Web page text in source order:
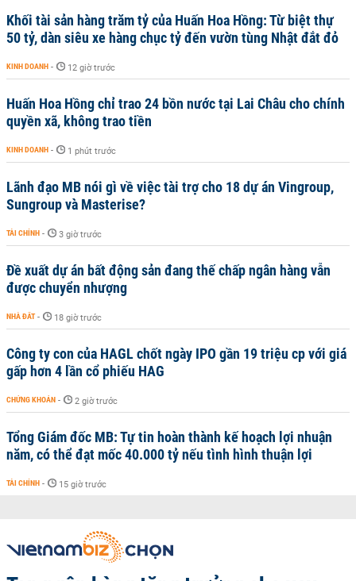
Khối tài sản hàng trăm tỷ của Huấn Hoa Hồng: Từ biệt thự
50 tỷ, dàn siêu xe hàng chục tỷ đến vườn tùng Nhật đắt đỏ
KINH DOANH - 12 giờ trước
Huấn Hoa Hồng chỉ trao 24 bồn nước tại Lai Châu cho chính
quyền xã, không trao tiền
KINH DOANH - 1 phút trước
Lãnh đạo MB nói gì về việc tài trợ cho 18 dự án Vingroup,
Sungroup và Masterise?
TÀI CHÍNH - 3 giờ trước
Đề xuất dự án bất động sản đang thế chấp ngân hàng vẫn
được chuyển nhượng
NHÀ ĐẤT - 18 giờ trước
Công ty con của HAGL chốt ngày IPO gần 19 triệu cp với giá
gấp hơn 4 lần cổ phiếu HAG
CHỨNG KHOÁN - 2 giờ trước
Tổng Giám đốc MB: Tự tin hoàn thành kế hoạch lợi nhuận
năm, có thể đạt mốc 40.000 tỷ nếu tình hình thuận lợi
TÀI CHÍNH - 15 giờ trước